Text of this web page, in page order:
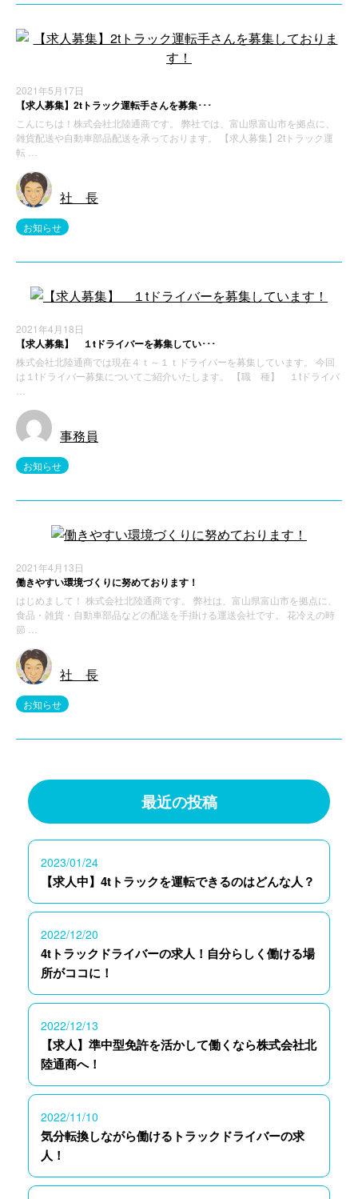
2021年5月17日
【求人募集】2tトラック運転手さんを募集･･･
こんにちは！株式会社北陸通商です。 弊社では、富山県富山市を拠点に、
雑貨配送や自動車部品配送を承っております。 【求人募集】2tトラック運
転 …
社 長
お知らせ
2021年4月18日
【求人募集】 １tドライバーを募集してい･･･
株式会社北陸通商では現在４ｔ～１ｔドライバーを募集しています。 今回
は１tドライバー募集についてご紹介いたします。 【職 種】 １tドライバ
事務員
お知らせ
2021年4月13日
働きやすい環境づくりに努めております！
はじめまして！ 株式会社北陸通商です。 弊社は、富山県富山市を拠点に、
食品・雑貨・自動車部品などの配送を手掛ける運送会社です。 花冷えの時
節 …
社 長
お知らせ
最近の投稿
2023/01/24
【求人中】4tトラックを運転できるのはどんな人？
2022/12/20
4tトラックドライバーの求人！自分らしく働ける場
所がココに！
2022/12/13
【求人】準中型免許を活かして働くなら株式会社北
陸通商へ！
2022/11/10
気分転換しながら働けるトラックドライバーの求
人！